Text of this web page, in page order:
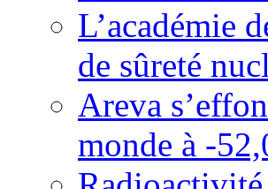
L’académie
de sûreté
Areva
monde à -